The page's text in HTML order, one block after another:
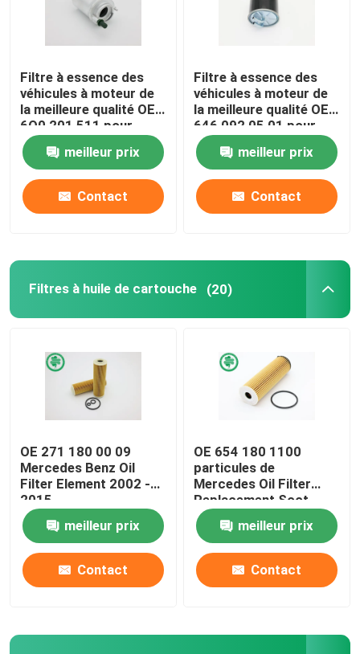
Contrôle de qualité
Contactez-nous
Nouvelles
Filtres à air des véhicules à moteur de cabine
Filtres à huile de cartouche
Rotation sur des filtres à huile
Filtres à gazole
Filtres de transmission automatique
Filtre à essence des
véhicules à moteur de
la meilleure qualité OE :
6Q0 201 511 pour
Audi, VW (00-18),
SEAT
meilleur prix
Contact
Filtre à essence des
véhicules à moteur de
la meilleure qualité OE :
646 092 05 01 pour
MERCEDES-BENZ,
SMARTmeilleur prix
Contact
Filtres à huile de cartouche (20)
OE 271 180 00 09
Mercedes Benz Oil
Filter Element 2002 -
2015
meilleur prix
Contact
OE 654 180 1100
particules de
Mercedes Oil Filter
Replacement Soot
meilleur prix
Contact